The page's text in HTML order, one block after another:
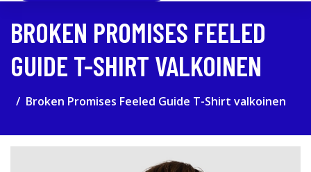
BROKEN PROMISES FEELED
GUIDE T-SHIRT VALKOINEN
Broken Promises Feeled Guide T-Shirt valkoinen